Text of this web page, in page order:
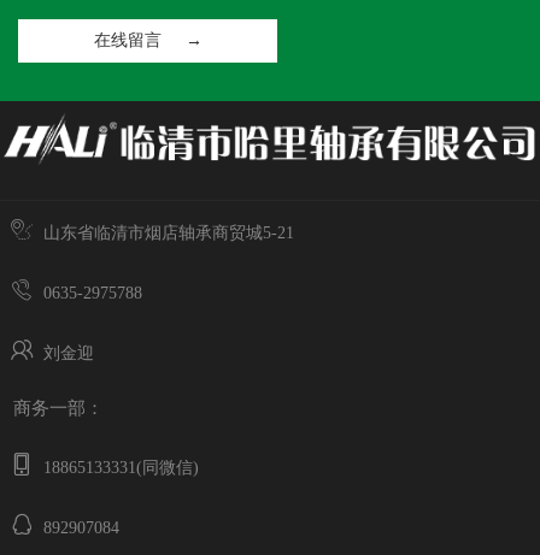
在线留言 →
山东省临清市烟店轴承商贸城5-21
0635-2975788
刘金迎
商务一部：
18865133331(同微信)
892907084